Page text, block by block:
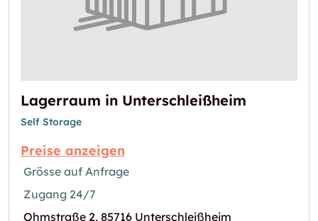
Lagerraum in Unterschleißheim
Self Storage
Preise anzeigen
Grösse auf Anfrage
Zugang 24/7
Ohmstraße 2, 85716 Unterschleißheim